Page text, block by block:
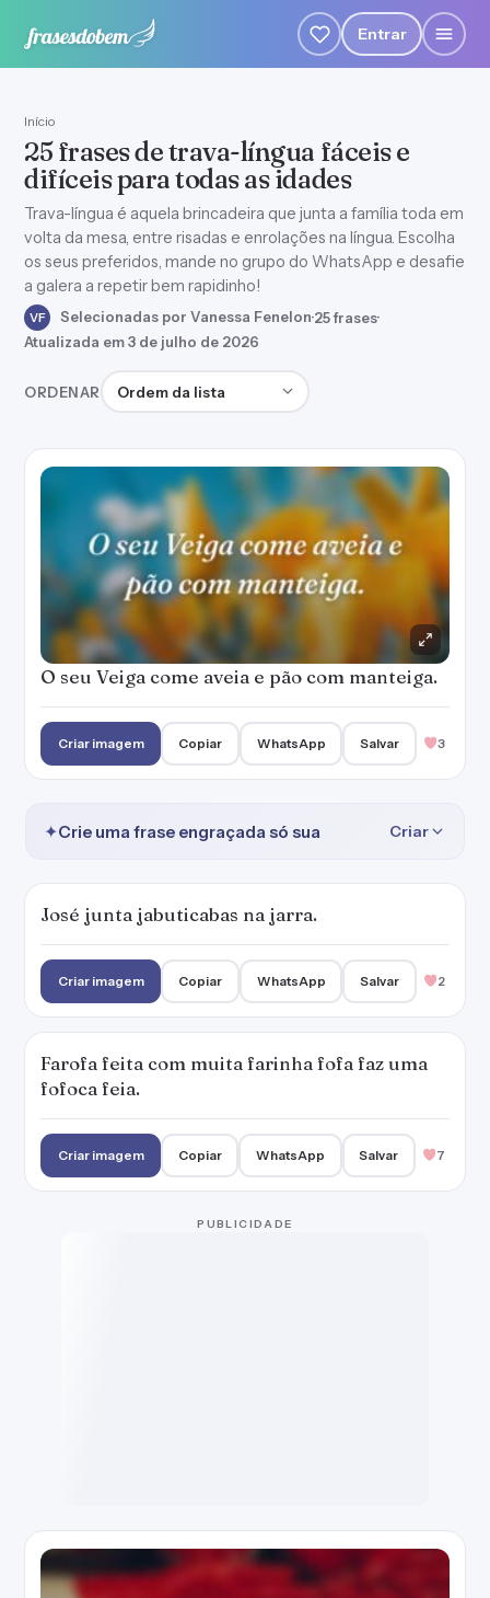
Entrar
Início
25 frases de trava-língua fáceis e
difíceis para todas as idades
Trava-língua é aquela brincadeira que junta a família toda em
volta da mesa, entre risadas e enrolações na língua. Escolha
os seus preferidos, mande no grupo do WhatsApp e desafie
a galera a repetir bem rapidinho!
VF Selecionadas por Vanessa Fenelon·25 frases·
Atualizada em 3 de julho de 2026
ORDENAR Ordenar frases
O seu Veiga come aveia e pão com manteiga.
Criar imagem Copiar WhatsApp Salvar 3
✦Crie uma frase engraçada só sua Criar
José junta jabuticabas na jarra.
Criar imagem Copiar WhatsApp Salvar 2
Farofa feita com muita farinha fofa faz uma
fofoca feia.
Criar imagem Copiar WhatsApp Salvar 7
PUBLICIDADE